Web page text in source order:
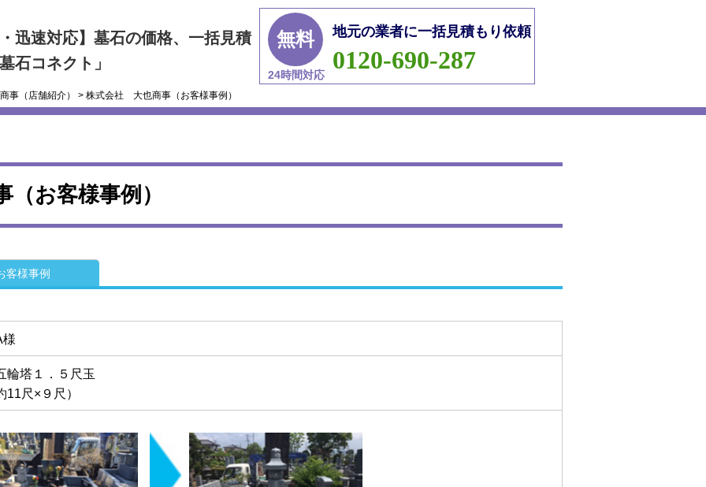
迅速対応】墓石の価格、一括見積
石コネクト」
事（店舗紹介） > 株式会社 大也商事（お客様事例）
無料
24時間対応
地元の業者に一括見積もり依頼
0120-690-287
お客様事例）
客様事例
様
輪塔１．５尺玉
11尺×９尺）